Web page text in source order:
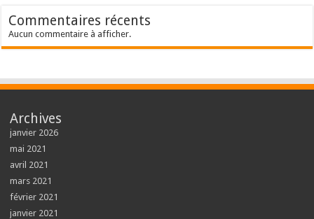
Commentaires récents
Aucun commentaire à afficher.
Archives
janvier 2026
mai 2021
avril 2021
mars 2021
février 2021
janvier 2021